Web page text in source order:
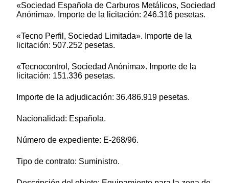
«Sociedad Española de Carburos Metálicos, Sociedad
Anónima». Importe de la licitación: 246.316 pesetas.
«Tecno Perfil, Sociedad Limitada». Importe de la
licitación: 507.252 pesetas.
«Tecnocontrol, Sociedad Anónima». Importe de la
licitación: 151.336 pesetas.
Importe de la adjudicación: 36.486.919 pesetas.
Nacionalidad: Española.
Número de expediente: E-268/96.
Tipo de contrato: Suministro.